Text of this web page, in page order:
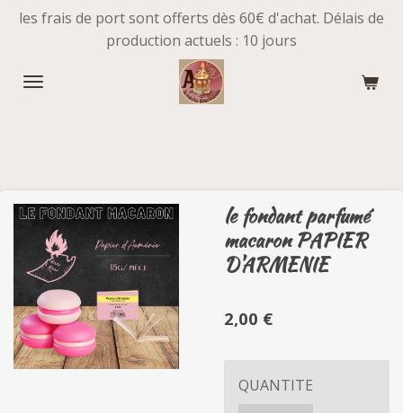
Passer
principal
les frais de port sont offerts dès 60€ d'achat. Délais de
production actuels : 10 jours
le fondant parfumé
macaron PAPIER
D'ARMENIE
2,00 €
QUANTITE